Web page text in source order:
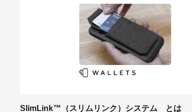
SlimLink™（スリムリンク）システム とは